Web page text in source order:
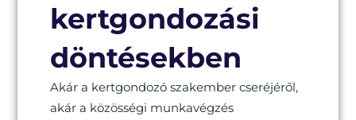
kertgondozási
döntésekben
Akár a kertgondozó szakember cseréjéről,
akár a közösségi munkavégzés